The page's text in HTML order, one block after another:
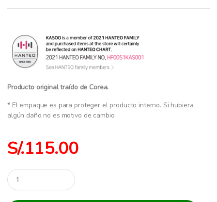
Producto original traído de Corea.
* El empaque es para proteger el producto interno. Si hubiera
algún daño no es motivo de cambio.
S/.115.00
C
a
n